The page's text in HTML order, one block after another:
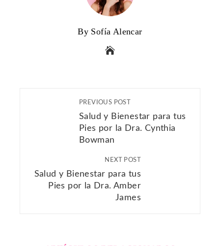
By Sofía Alencar
PREVIOUS POST
Salud y Bienestar para tus
Pies por la Dra. Cynthia
Bowman
NEXT POST
Salud y Bienestar para tus
Pies por la Dra. Amber
James